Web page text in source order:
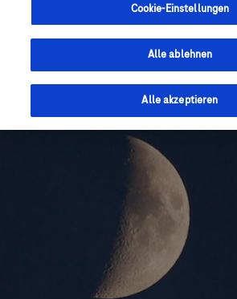
im Alter von 18 bis 79 Jahren
erkennen, erfahren Sie
Cookie-Einstellungen
Alle ablehnen
Alle akzeptieren